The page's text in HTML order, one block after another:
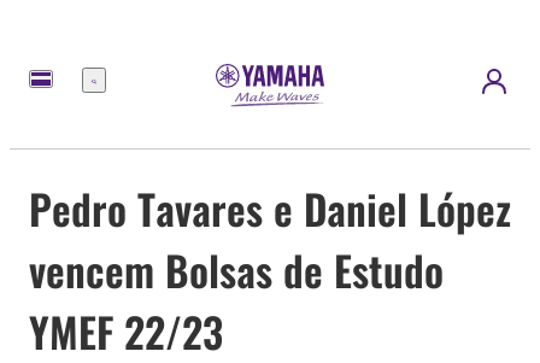
Menu
Pedro Tavares e Daniel López
vencem Bolsas de Estudo
YMEF 22/23